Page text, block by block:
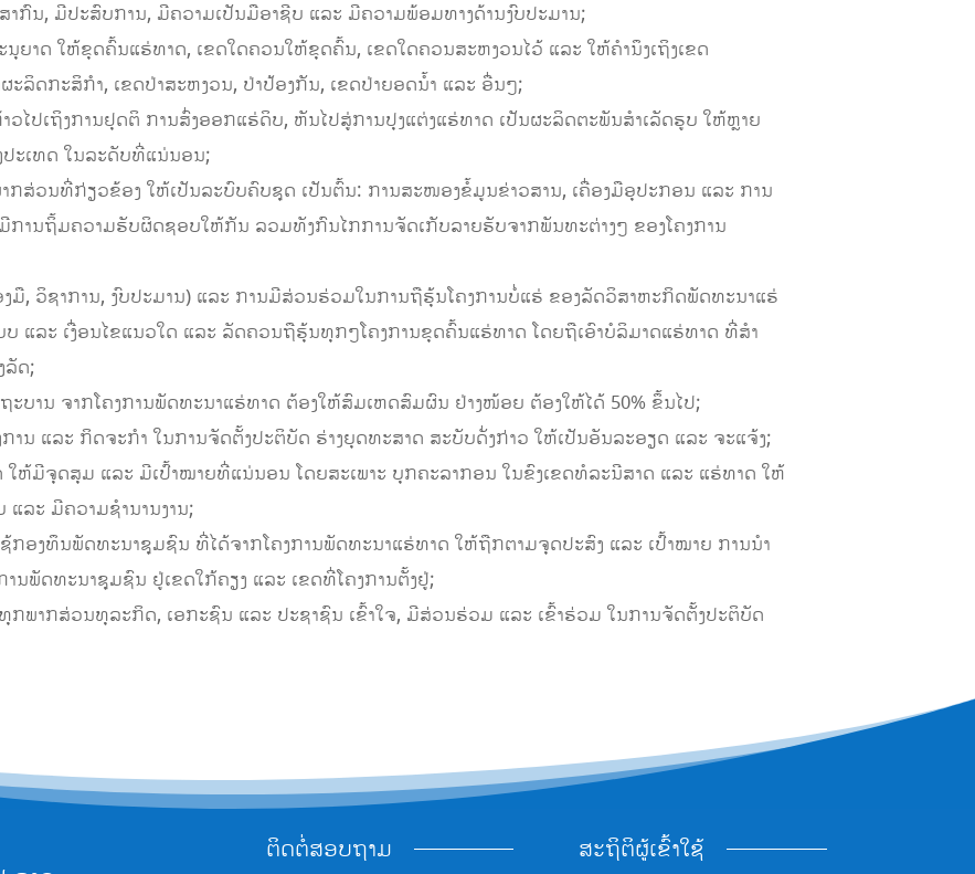
ກົນ, ມີປະສົບການ, ມີຄວາມເປັນມືອາຊີບ ແລະ ມີຄວາມພ້ອມທາງດ້ານງົບປະມານ;
ຍາດ ໃຫ້ຂຸດຄົ້ນແຮ່ທາດ, ເຂດໃດຄວນໃຫ້ຂຸດຄົ້ນ, ເຂດໃດຄວນສະຫງວນໄວ້ ແລະ ໃຫ້ຄໍານຶງເຖິງເຂດ
ລິດກະສິກໍາ, ເຂດປ່າສະຫງວນ, ປ່າປ້ອງກັນ, ເຂດປ່າຍອດນໍ້າ ແລະ ອື່ນໆ;
ປເຖິງການຢຸດຕິ ການສົ່ງອອກແຮ່ດິບ, ຫັນໄປສູ່ການປຸງແຕ່ງແຮ່ທາດ ເປັນຜະລິດຕະພັນສໍາເລັດຮູບ ໃຫ້ຫຼາຍ
ະເທດ ໃນລະດັບທີ່ແນ່ນອນ;
າກສ່ວນທີ່ກ່ຽວຂ້ອງ ໃຫ້ເປັນລະບົບຄົບຊຸດ ເປັນຕົ້ນ: ການສະໜອງຂໍ້ມູນຂ່າວສານ, ເຄື່ອງມືອຸປະກອນ ແລະ ການ
ການຖິ້ມຄວາມຮັບຜິດຊອບໃຫ້ກັນ ລວມທັງກົນໄກການຈັດເກັບລາຍຮັບຈາກພັນທະຕ່າງໆ ຂອງໂຄງການ
ງມື, ວິຊາການ, ງົບປະມານ) ແລະ ການມີສ່ວນຮ່ວມໃນການຖືຮຸ້ນໂຄງການບໍ່ແຮ່ ຂອງລັດວິສາຫະກິດພັດທະນາແຮ່
ແລະ ເງື່ອນໄຂແນວໃດ ແລະ ລັດຄວນຖືຮຸ້ນທຸກໆໂຄງການຂຸດຄົ້ນແຮ່ທາດ ໂດຍຖືເອົາບໍລິມາດແຮ່ທາດ ທີ່ສໍາ
ລັດ;
ບານ ຈາກໂຄງການພັດທະນາແຮ່ທາດ ຕ້ອງໃຫ້ສົມເຫດສົມຜົນ ຢ່າງໜ້ອຍ ຕ້ອງໃຫ້ໄດ້ 50% ຂຶ້ນໄປ;
ານ ແລະ ກິດຈະກໍາ ໃນການຈັດຕັ້ງປະຕິບັດ ຮ່າງຍຸດທະສາດ ສະບັບດັ່ງກ່າວ ໃຫ້ເປັນອັນລະອຽດ ແລະ ຈະແຈ້ງ;
ຫ້ມີຈຸດສຸມ ແລະ ມີເປົ້າໝາຍທີ່ແນ່ນອນ ໂດຍສະເພາະ ບຸກຄະລາກອນ ໃນຂົງເຂດທໍລະນີສາດ ແລະ ແຮ່ທາດ ໃຫ້
ລະ ມີຄວາມຊໍານານງານ;
ກອງທຶນພັດທະນາຊຸມຊົນ ທີ່ໄດ້ຈາກໂຄງການພັດທະນາແຮ່ທາດ ໃຫ້ຖືກຕາມຈຸດປະສົງ ແລະ ເປົ້າໝາຍ ການນຳ
ພັດທະນາຊຸມຊົນ ຢູ່ເຂດໃກ້ຄຽງ ແລະ ເຂດທີ່ໂຄງການຕັ້ງຢູ່;
ກພາກສ່ວນທຸລະກິດ, ເອກະຊົນ ແລະ ປະຊາຊົນ ເຂົ້າໃຈ, ມີສ່ວນຮ່ວມ ແລະ ເຂົ້າຮ່ວມ ໃນການຈັດຕັ້ງປະຕິບັດ
ຕິດຕໍ່ສອບຖາມ ສະຖິຕິຜູ້ເຂົ້າໃຊ້